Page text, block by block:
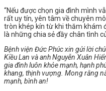
“Nếu được chọn gia đình mình
rất uy tín, yên tâm về chuyên
tròn khép kín từ khi thăm khám
là những chia sẻ đầy chân tình
Bệnh viện Đức Phúc xin gửi lời
Kiều Lan và anh Nguyễn Xuân
gia đình luôn khỏe mạnh, hạnh
khang, thịnh vượng. Mong rằng
mạnh, bình an!